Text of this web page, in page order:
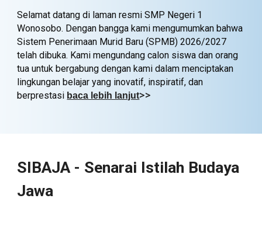
Selamat datang di laman resmi SMP Negeri 1
Wonosobo. Dengan bangga kami mengumumkan bahwa
Sistem Penerimaan Murid Baru (SPMB) 2026/2027
telah dibuka. Kami mengundang calon siswa dan orang
tua untuk bergabung dengan kami dalam menciptakan
lingkungan belajar yang inovatif, inspiratif, dan
berprestasi baca lebih lanjut>>
SIBAJA - Senarai Istilah Budaya
Jawa